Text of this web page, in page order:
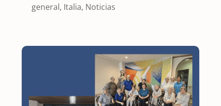
general, Italia, Noticias